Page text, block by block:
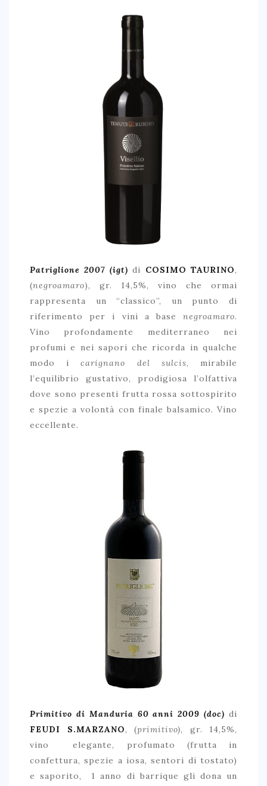
Patriglione 2007 (igt) di COSIMO TAURINO,
(negroamaro), gr. 14,5%, vino che ormai
rappresenta un “classico”, un punto di
riferimento per i vini a base negroamaro.
Vino profondamente mediterraneo nei
profumi e nei sapori che ricorda in qualche
modo icarignano del sulcis, mirabile
l’equilibrio gustativo, prodigiosa l’olfattiva
dove sono presenti frutta rossa sottospirito
e spezie a volontà con finale balsamico. Vino
eccellente.
Primitivo di Manduria 60 anni 2009 (doc) di
FEUDI S.MARZANO, (primitivo), gr. 14,5%,
vino elegante, profumato (frutta in
confettura, spezie a iosa, sentori di tostato)
e saporito, 1 anno di barrique gli dona un